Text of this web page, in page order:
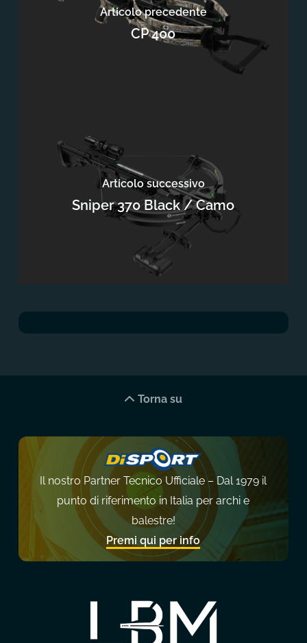
Articolo precedente
CP 400
Articolo successivo
Sniper 370 Black / Camo
Torna su
Il nostro Partner Tecnico Ufficiale – Dal 1979 il
punto di riferimento in Italia per archi e
balestre!
Premi qui per info